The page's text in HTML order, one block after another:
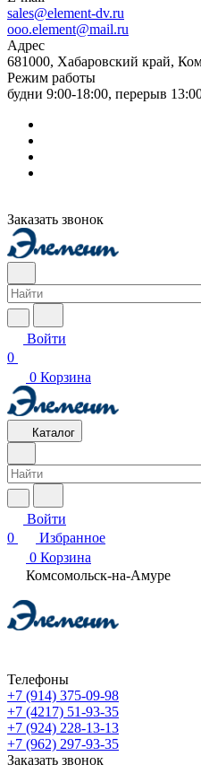
sales@element-dv.ru
ooo.element@mail.ru
Адрес
681000, Хабаровский край,
Режим работы
будни 9:00-18:00, перерыв
Заказать звонок
Войти
0
0 Корзина
Каталог
Войти
0
Избранное
0 Корзина
Комсомольск-на-Амуре
Телефоны
+7 (914) 375-09-98
+7 (4217) 51-93-35
+7 (924) 228-13-13
+7 (962) 297-93-35
Заказать звонок